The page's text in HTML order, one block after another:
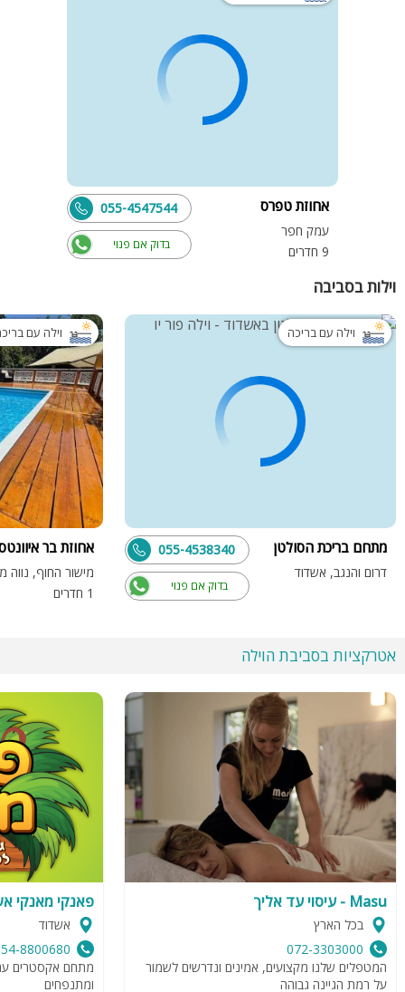
אחוזת טפרס
עמק חפר
9 חדרים
בדוק אם פנוי
055-4547544
וילות בסביבה
וילה עם בריכה
מתחם בריכת הסולטן
דרום והנגב, אשדוד
בדוק אם פנוי
055-4538340
וילה עם
אחוזת בר
מישור החוף, נווה
1 חדרים
אטרקציות בסביבת הוילה
Masu - עיסוי עד אליך
בכל הארץ
072-3303000
המטפלים שלנו מקצועים, אמינים ונדרשים לשמור
על רמת הגיינה גבוהה
פאנקי מאנקי
אשדוד
8800680
מתחם אקסטרים עם
ומתנפחים